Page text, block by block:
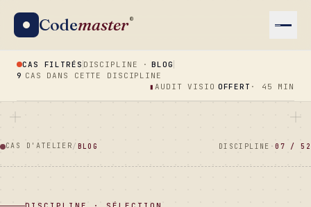
Codemaster®
CAS FILTRÉS DISCIPLINE · BLOG
9 CAS DANS CETTE DISCIPLINE
▮ AUDIT VISIO OFFERT · 45 MIN
CAS D'ATELIER/ BLOG DISCIPLINE ·07 / 52